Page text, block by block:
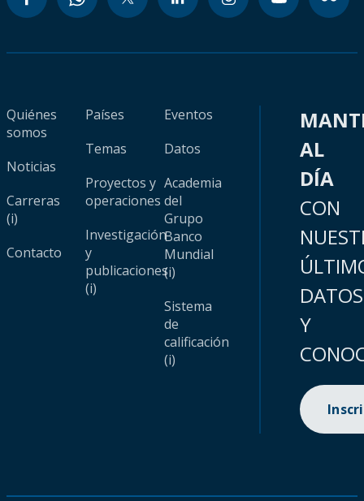
Quiénes
somos
Noticias
Carreras
(i)
Contacto
Países
Temas
Proyectos y
operaciones
Investigación
y
publicaciones
(i)
Eventos
Datos
Academia
del
Grupo
Banco
Mundial
(i)
Sistema
de
calificación
(i)
AL
DÍA
CON
DATOS
Y